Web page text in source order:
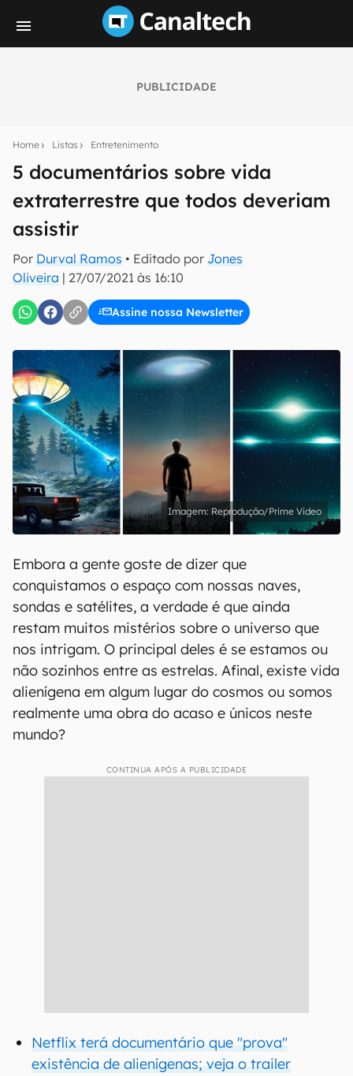
PUBLICIDADE
Home Listas Entretenimento
5 documentários sobre vida
extraterrestre que todos deveriam
assistir
Por Durval Ramos • Editado por Jones
Oliveira | 27/07/2021 às 16:10
Assine nossa Newsletter
notícias e reviews sobre tecnologia em primeira
mão.
E-mail
inscreva-se
Confirmo que li, aceito e concordo com os Termos de
Uso e Política de Privacidade do Canaltech.
Reprodução/Prime Video
Embora a gente goste de dizer que
conquistamos o espaço com nossas naves,
sondas e satélites, a verdade é que ainda
restam muitos mistérios sobre o universo que
nos intrigam. O principal deles é se estamos ou
não sozinhos entre as estrelas. Afinal, existe vida
alienígena em algum lugar do cosmos ou somos
realmente uma obra do acaso e únicos neste
mundo?
CONTINUA APÓS A PUBLICIDADE
Netflix terá documentário que "prova"
existência de alienígenas; veja o trailer